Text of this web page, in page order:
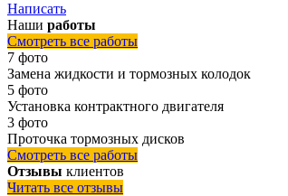
Написать
Наши работы
Смотреть все работы
7 фото
Замена жидкости и тормозных колодок
5 фото
Установка контрактного двигателя
3 фото
Проточка тормозных дисков
Смотреть все работы
Отзывы клиентов
Читать все отзывы